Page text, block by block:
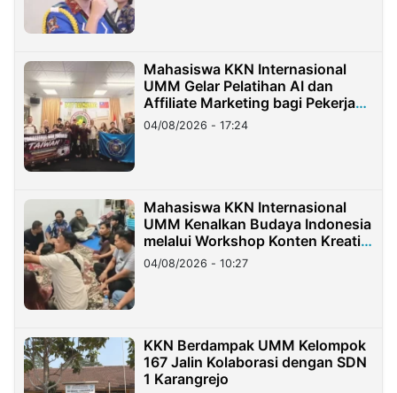
Mahasiswa KKN Internasional
UMM Gelar Pelatihan AI dan
Affiliate Marketing bagi Pekerja
Migran Indonesia di Taiwan
04/08/2026 - 17:24
Mahasiswa KKN Internasional
UMM Kenalkan Budaya Indonesia
melalui Workshop Konten Kreatif
di Taiwan
04/08/2026 - 10:27
KKN Berdampak UMM Kelompok
167 Jalin Kolaborasi dengan SDN
1 Karangrejo